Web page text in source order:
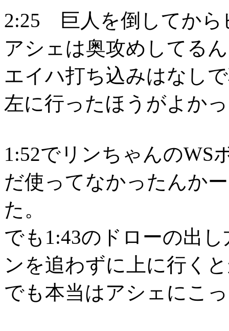
2:25 巨人を倒してから
アシェは奥攻めしてる
エイハ打ち込みはなし
左に行ったほうがよか
1:52でリンちゃんのWS
だ使ってなかったんか
た。
でも1:43のドローの出
ンを追わずに上に行く
でも本当はアシェにこ